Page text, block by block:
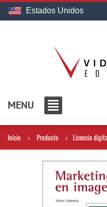
Estados Unidos
MENU
Inicio Producto Licencia